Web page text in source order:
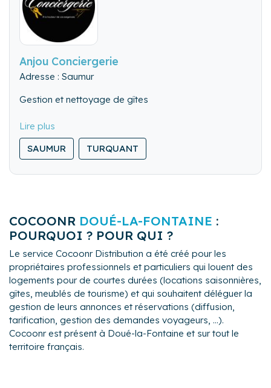
Anjou Conciergerie
Adresse : Saumur
Gestion et nettoyage de gîtes
SAUMUR TURQUANT
COCOONR DOUÉ-LA-FONTAINE :
POURQUOI ? POUR QUI ?
Le service Cocoonr Distribution a été créé pour les
propriétaires professionnels et particuliers qui louent des
logements pour de courtes durées (locations saisonnières,
gîtes, meublés de tourisme) et qui souhaitent déléguer la
gestion de leurs annonces et réservations (diffusion,
tarification, gestion des demandes voyageurs, ...).
Cocoonr est présent à Doué-la-Fontaine et sur tout le
territoire français.